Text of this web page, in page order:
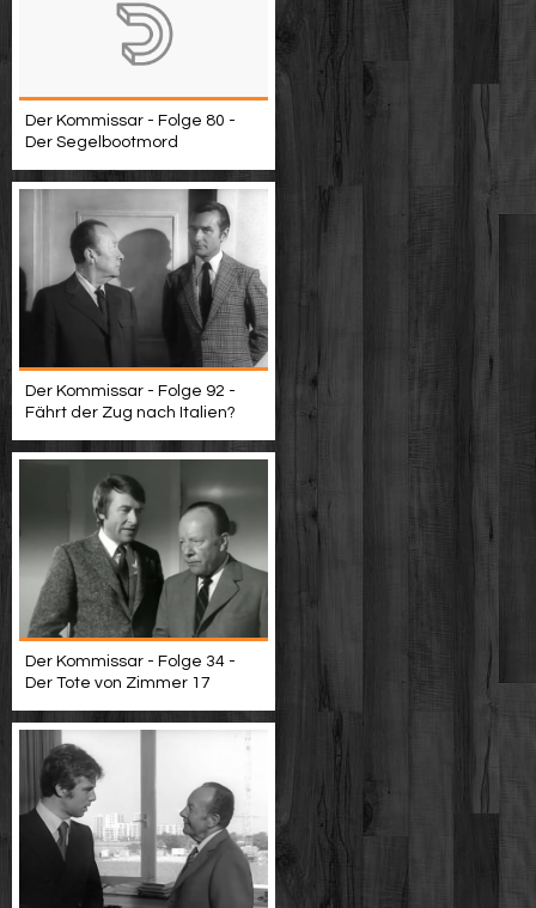
Der Kommissar - Folge 80 -
Der Segelbootmord
Der Kommissar - Folge 92 -
Fährt der Zug nach Italien?
Der Kommissar - Folge 34 -
Der Tote von Zimmer 17